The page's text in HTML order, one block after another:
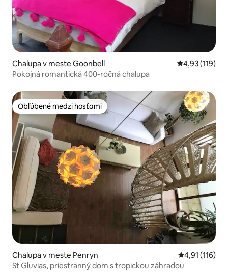
Chalupa v meste Goonbell Priemerné
4,93 (119)
Pokojná romantická 400-ročná chalupa
Obľúbené medzi hosťami
Obľúbené medzi hosťami
Chalupa v meste Penryn Priemerné
4,91 (116)
St Gluvias, priestranný dom s tropickou záhradou